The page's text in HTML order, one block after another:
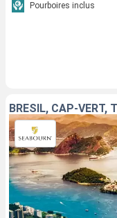
Pourboires inclus